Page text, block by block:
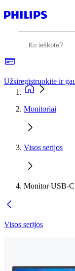
Užsiregistruokite ir
Monitoriai
Visos serijos
Monitor USB-
Visos serijos